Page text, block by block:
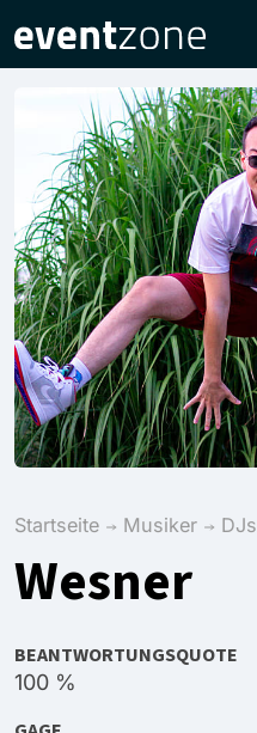
Startseite Musiker DJs
Wesner
BEANTWORTUNGSQUOTE
100 %